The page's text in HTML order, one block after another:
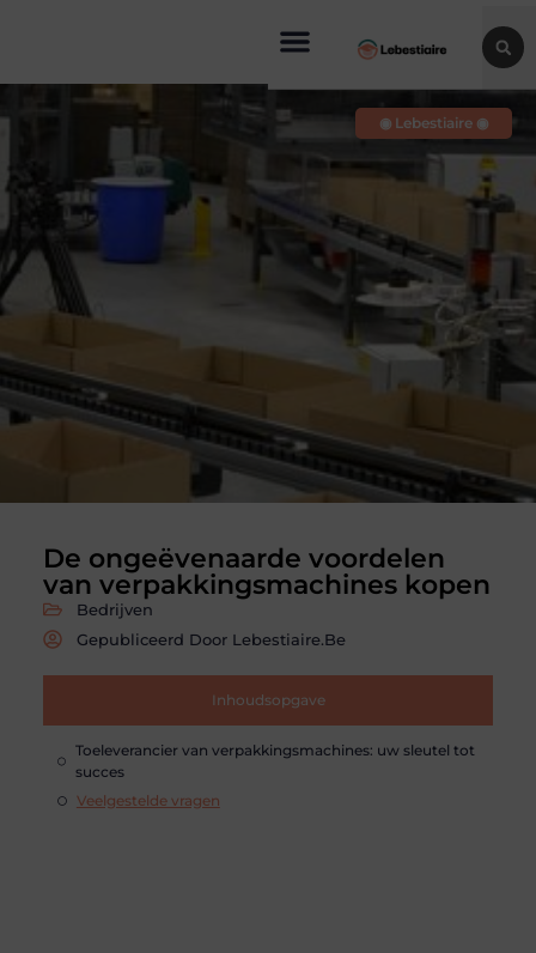
De ongeëvenaarde voordelen
van verpakkingsmachines kopen
Bedrijven
Gepubliceerd Door Lebestiaire.be
Inhoudsopgave
Toeleverancier van verpakkingsmachines: uw sleutel tot
succes
Veelgestelde vragen
◉ Lebestiaire ◉